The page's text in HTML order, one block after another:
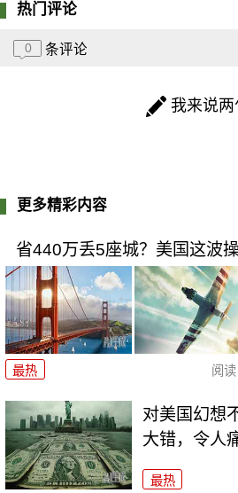
热门评论
0 条评论
我来说两
更多精彩内容
省440万丢5座城？美国这波
最热 阅读
对美国幻想
大错，令人
最热